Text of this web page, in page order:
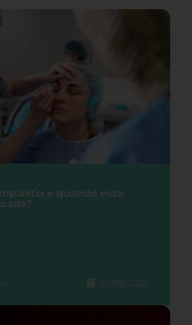
e quando essa
03/08/2026